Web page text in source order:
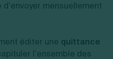
mensuellement
éditer une quittance
l’ensemble des